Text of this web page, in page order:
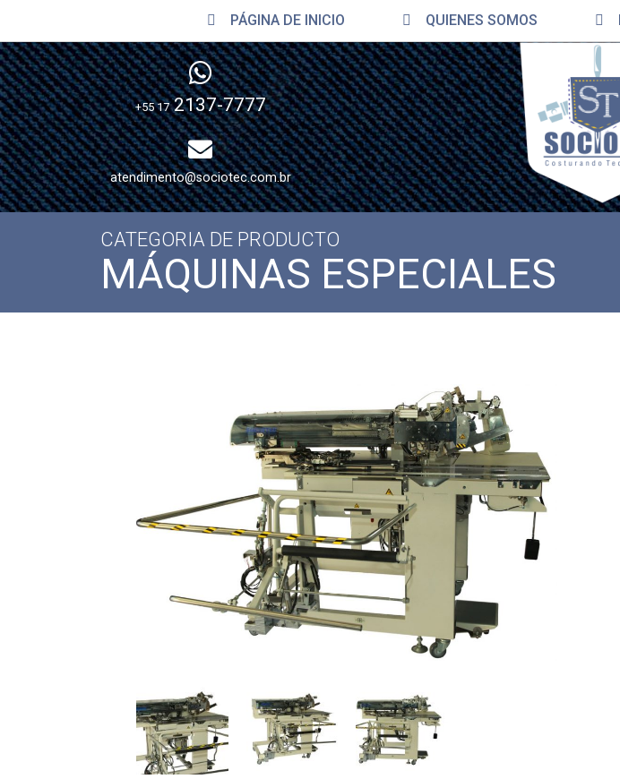
PÁGINA DE INICIO QUIENES SOMOS
+55 172137-7777
atendimento@sociotec.com.br
CATEGORIA DE PRODUCTO
MÁQUINAS ESPECIALES